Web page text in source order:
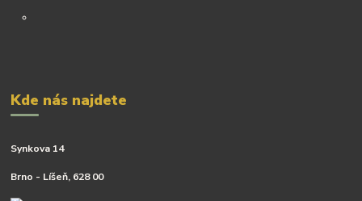
Kde nás najdete
Synkova 14
Brno - Líšeň, 628 00